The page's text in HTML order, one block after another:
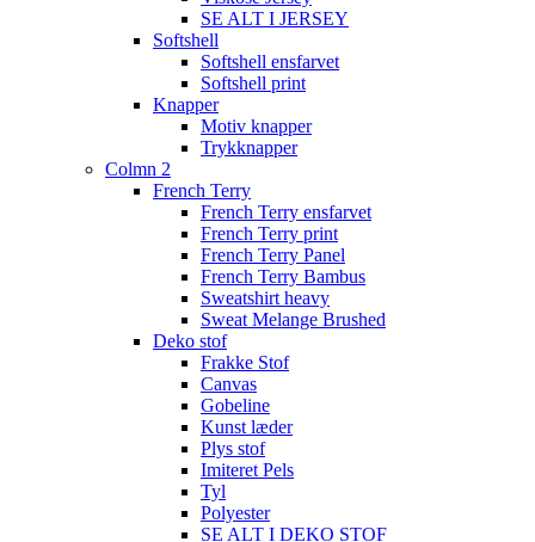
SE ALT I JERSEY
Softshell
Softshell ensfarvet
Softshell print
Knapper
Motiv knapper
Trykknapper
Colmn 2
French Terry
French Terry ensfarvet
French Terry print
French Terry Panel
French Terry Bambus
Sweatshirt heavy
Sweat Melange Brushed
Deko stof
Frakke Stof
Canvas
Gobeline
Kunst læder
Plys stof
Imiteret Pels
Tyl
Polyester
SE ALT I DEKO STOF